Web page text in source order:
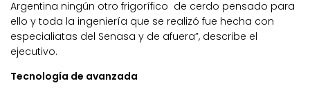
Argentina ningún otro frigorífico de cerdo pensado para
ello y toda la ingeniería que se realizó fue hecha con
especialiatas del Senasa y de afuera”, describe el
ejecutivo.
Tecnología de avanzada